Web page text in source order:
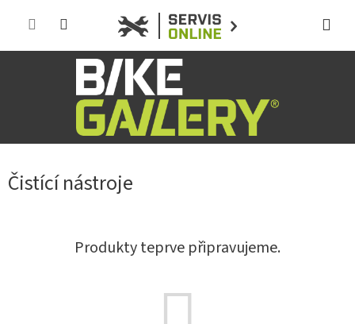
Čistící nástroje
Produkty teprve připravujeme.